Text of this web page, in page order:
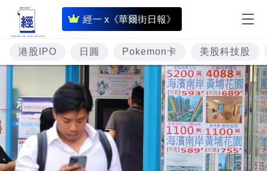
經一 x《華爾街日報》
即
時
財
經
專
題
投
資
樓
港股IPO 日圓 Pokemon卡 美股科技股